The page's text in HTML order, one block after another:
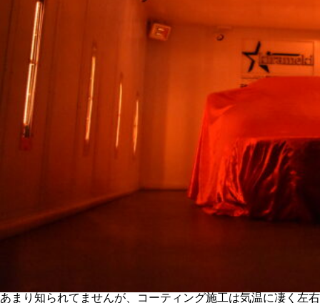
あまり知られてませんが、コーティング施工は気温に凄く左右